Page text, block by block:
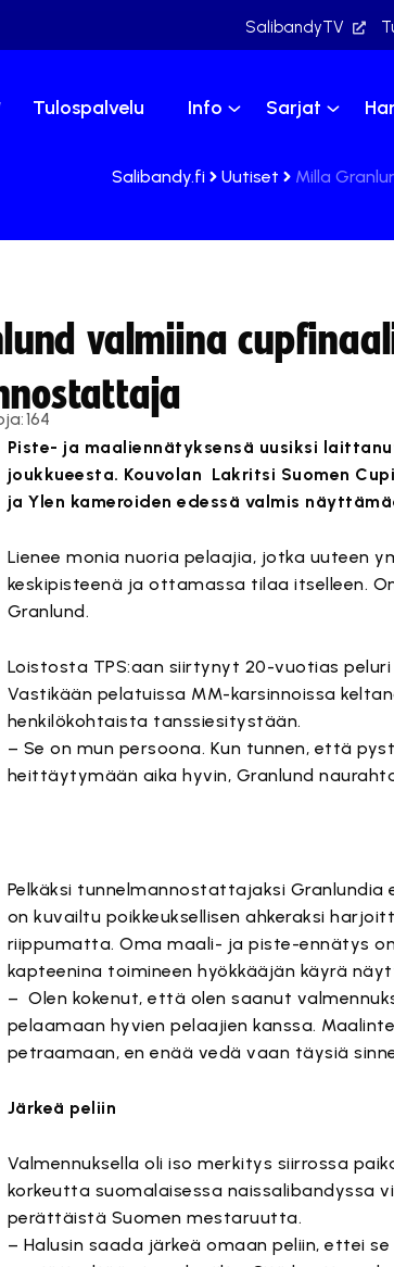
SalibandyTV
Tulospalvelu Info Sarjat
Salibandy.fi Uutiset Milla
valmiina
164
Piste- ja maaliennätyksensä uusiksi
joukkueesta. Kouvolan Lakritsi Suomen
ja Ylen kameroiden edessä valmis
Lienee monia nuoria pelaajia, jotka uuteen
keskipisteenä ja ottamassa tilaa itselleen.
Granlund.
Loistosta TPS:aan siirtynyt 20-vuotias
Vastikään pelatuissa MM-karsinnoissa
henkilökohtaista tanssiesitystään.
– Se on mun persoona. Kun tunnen, että
heittäytymään aika hyvin, Granlund
Pelkäksi tunnelmannostattajaksi
on kuvailtu poikkeuksellisen ahkeraksi
riippumatta. Oma maali- ja piste-ennätys
kapteenina toimineen hyökkääjän käyrä
– Olen kokenut, että olen saanut
pelaamaan hyvien pelaajien kanssa.
petraamaan, en enää vedä vaan täysiä
Järkeä peliin
Valmennuksella oli iso merkitys siirrossa
korkeutta suomalaisessa naissalibandyssa
perättäistä Suomen mestaruutta.
– Halusin saada järkeä omaan peliin, ettei